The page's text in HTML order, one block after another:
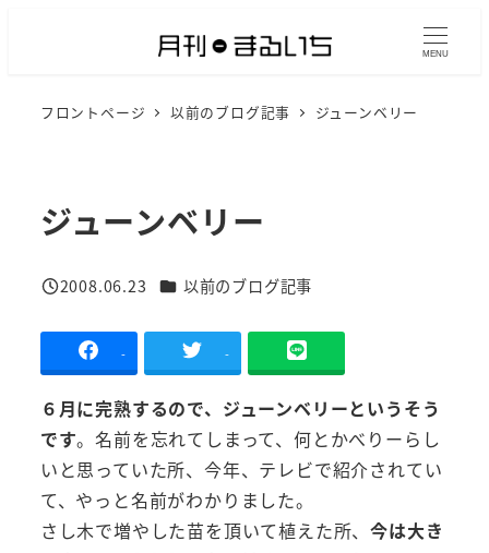
MENU
フロントページ 以前のブログ記事 ジューンベリー
ジューンベリー
投稿日
2008.06.23 カテゴリー
以前のブログ記事
- -
６月に完熟するので、ジューンベリーというそう
です。名前を忘れてしまって、何とかべりーらし
いと思っていた所、今年、テレビで紹介されてい
て、やっと名前がわかりました。
さし木で増やした苗を頂いて植えた所、今は大き